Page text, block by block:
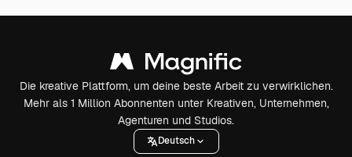
Die kreative Plattform, um deine beste Arbeit zu verwirklichen.
Mehr als 1 Million Abonnenten unter Kreativen, Unternehmen,
Agenturen und Studios.
Deutsch